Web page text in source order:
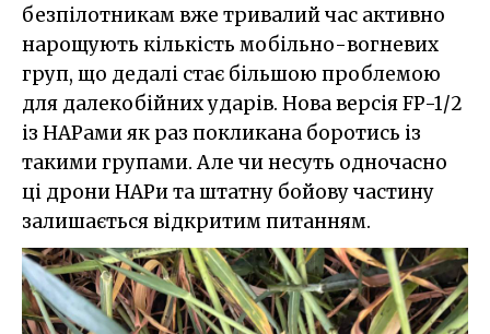
безпілотникам вже тривалий час активно
нарощують кількість мобільно-вогневих
груп, що дедалі стає більшою проблемою
для далекобійних ударів. Нова версія FP-1/2
із НАРами як раз покликана боротись із
такими групами. Але чи несуть одночасно
ці дрони НАРи та штатну бойову частину
залишається відкритим питанням.